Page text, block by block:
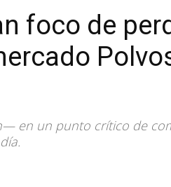
foco de
en un punto crítico de